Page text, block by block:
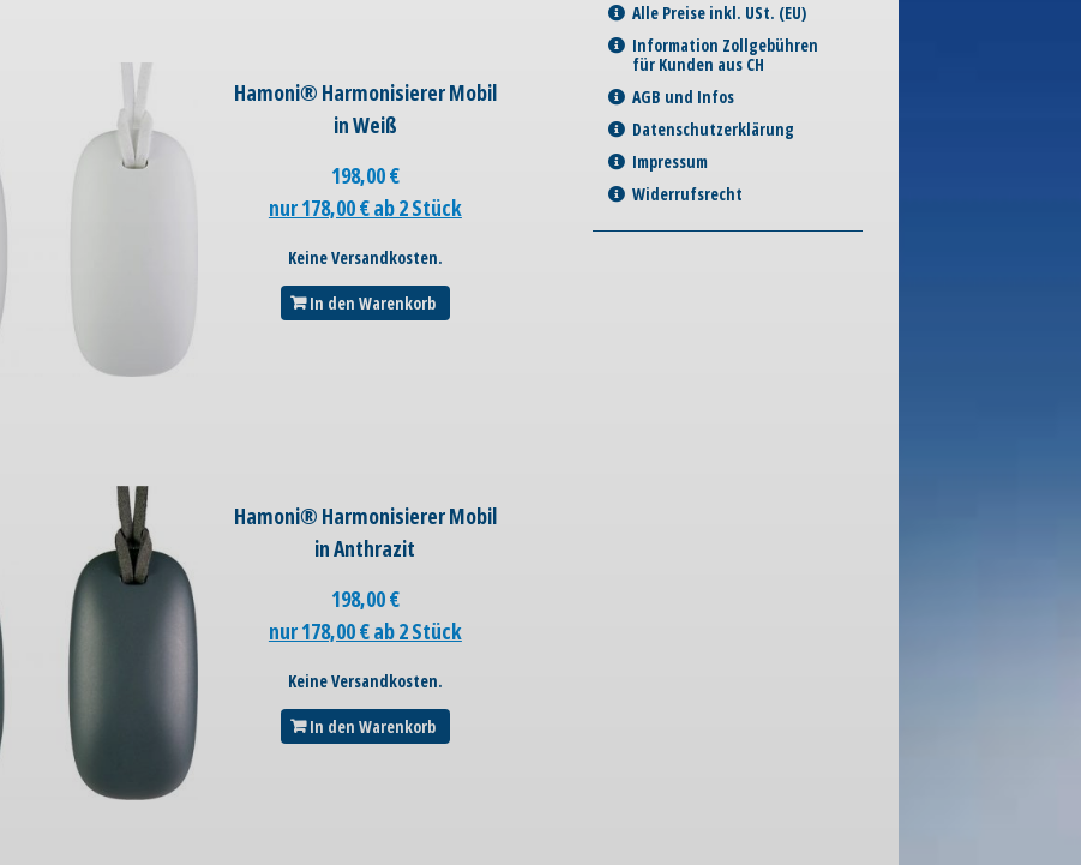
Hamoni® Harmonisierer Mobil
in Weiß
198,00€
nur 178,00 € ab 2 Stück
Keine Versandkosten.
In den Warenkorb
Hamoni® Harmonisierer Mobil
in Anthrazit
198,00€
nur 178,00 € ab 2 Stück
Keine Versandkosten.
In den Warenkorb
Alle Preise inkl. USt. (EU)
Information Zollgebühren
für Kunden aus CH
AGB und Infos
Datenschutzerklärung
Impressum
Widerrufsrecht